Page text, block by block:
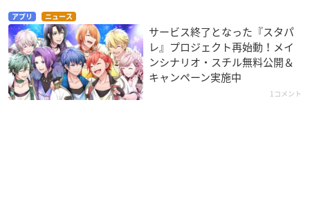
アプリ ニュース
サービス終了となった『スタパ
レ』プロジェクト再始動！メイ
ンシナリオ・スチル無料公開＆
キャンペーン実施中
1コメント